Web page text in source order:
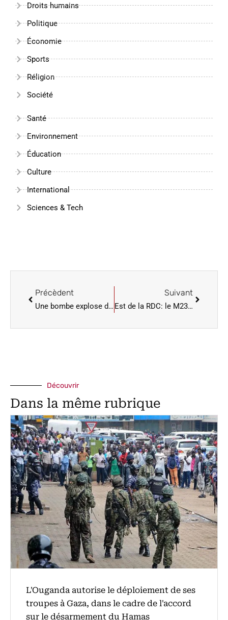
Droits humains
Politique
Économie
Sports
Réligion
Société
Santé
Environnement
Éducation
Culture
International
Sciences & Tech
Précèdent
Une bombe explose devant une clinique spécialisée en PMA en Californie, un mort
Suivant
Est de la RDC: le M23 expulse des civils vers le Rwanda voisin
Découvrir
Dans la même rubrique
L'Ouganda autorise le déploiement de ses
troupes à Gaza, dans le cadre de l'accord
sur le désarmement du Hamas